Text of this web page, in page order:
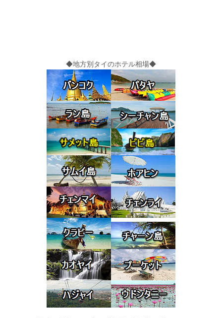
◆地方別タイのホテル相場◆